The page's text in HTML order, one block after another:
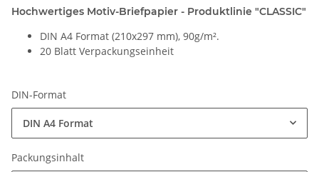
Hochwertiges Motiv-Briefpapier - Produktlinie "CLASSIC"
DIN A4 Format (210x297 mm), 90g/m².
20 Blatt Verpackungseinheit
DIN-Format
DIN A4 Format
Packungsinhalt